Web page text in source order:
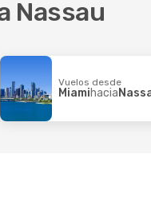
Nassau
Vuelos desde
Miamihacia